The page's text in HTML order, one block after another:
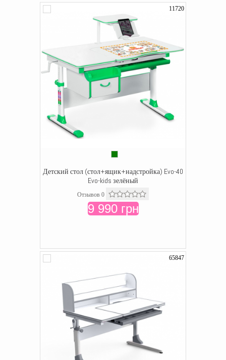
11720
Детский стол (стол+ящик+надстройка) Evo-40
Evo-kids зелёный
Отзывов 0
9 990 грн
65847